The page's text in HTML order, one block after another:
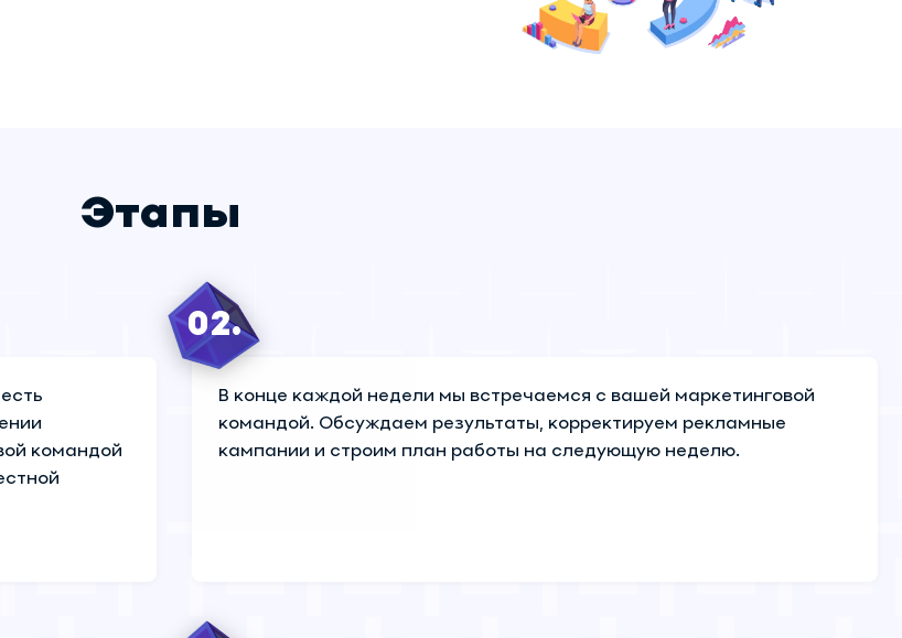
Этапы
командой
02.
В конце каждой недели мы встречаемся с вашей маркетинговой
командой. Обсуждаем результаты, корректируем рекламные
кампании и строим план работы на следующую неделю.